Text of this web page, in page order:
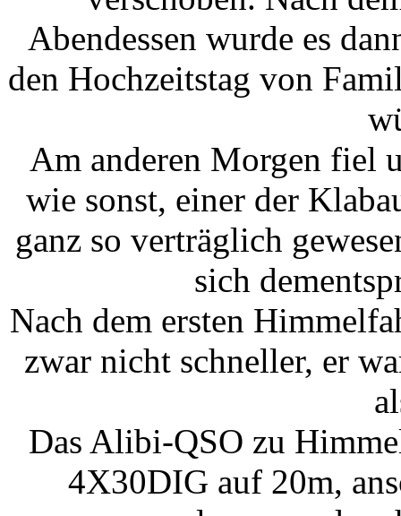
Abendessen wurde es
den Hochzeitstag von
Am anderen Morgen fiel
wie sonst, einer der
ganz so verträglich
sich
Nach dem ersten
zwar nicht schneller, er
Das Alibi-QSO zu
4X30DIG auf 20m,